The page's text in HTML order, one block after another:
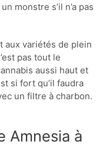
monstre s’il n’a pas
aux variétés de plein
pas tout le
aussi haut et
si fort qu’il faudra
un filtre à charbon.
Amnesia à